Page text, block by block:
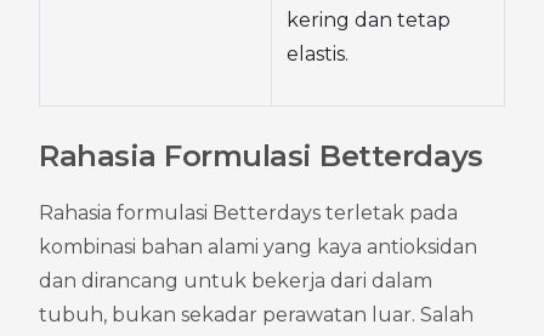
kering dan tetap
elastis.
Rahasia Formulasi Betterdays
Rahasia formulasi Betterdays terletak pada
kombinasi bahan alami yang kaya antioksidan
dan dirancang untuk bekerja dari dalam
tubuh, bukan sekadar perawatan luar. Salah